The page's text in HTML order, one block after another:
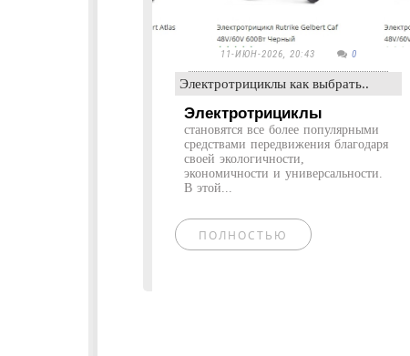
11-ИЮН-2026, 20:43 0
Электротрициклы как выбрать..
Электротрициклы
становятся все более популярными
средствами передвижения благодаря
своей экологичности,
экономичности и универсальности.
В этой...
ПОЛНОСТЬЮ